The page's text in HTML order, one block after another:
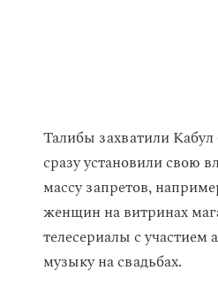
Талибы захватили Кабул
сразу установили свою
массу запретов,
женщин на витринах
телесериалы с участием
музыку на свадьбах.